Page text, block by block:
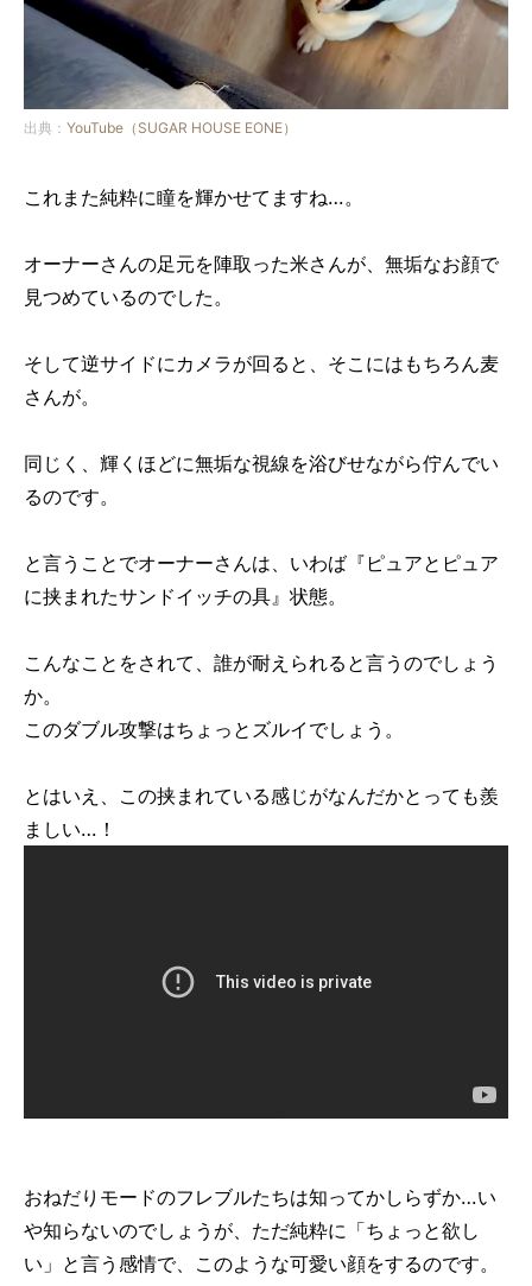
出典： YouTube（SUGAR HOUSE EONE）
これまた純粋に瞳を輝かせてますね…。
オーナーさんの足元を陣取った米さんが、無垢なお顔で
見つめているのでした。
そして逆サイドにカメラが回ると、そこにはもちろん麦
さんが。
同じく、輝くほどに無垢な視線を浴びせながら佇んでい
るのです。
と言うことでオーナーさんは、いわば『ピュアとピュア
に挟まれたサンドイッチの具』状態。
こんなことをされて、誰が耐えられると言うのでしょう
か。
このダブル攻撃はちょっとズルイでしょう。
とはいえ、この挟まれている感じがなんだかとっても羨
ましい…！
おねだりモードのフレブルたちは知ってかしらずか…い
や知らないのでしょうが、ただ純粋に「ちょっと欲し
い」と言う感情で、このような可愛い顔をするのです。